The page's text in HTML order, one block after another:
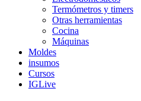
Termómetros y timers
Otras herramientas
Cocina
Máquinas
Moldes
insumos
Cursos
IGLive